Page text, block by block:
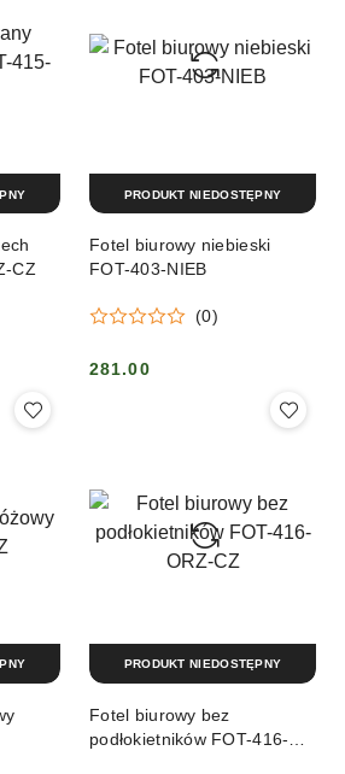
CZ
Fotel biurowy niebieski
FOT-403-NIEB
(0)
Cena:
281.00
PRODUKT NIEDOSTĘPNY
Fotel biurowy bez
podłokietników FOT-416-
PRODUKT NIEDOSTĘPNY